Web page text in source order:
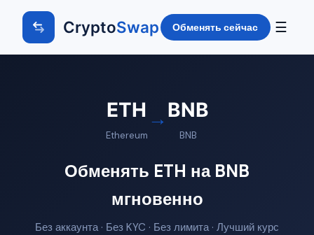
CryptoSwap Обменять сейчас ☰
ETH
Ethereum
→BNB
BNB
Обменять ETH на BNB
мгновенно
Без аккаунта · Без KYC · Без лимита · Лучший курс